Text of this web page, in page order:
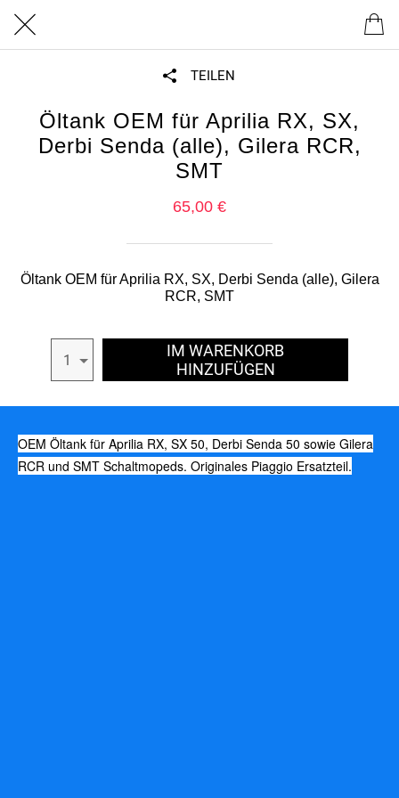
TEILEN
Öltank OEM für Aprilia RX, SX,
Derbi Senda (alle), Gilera RCR,
SMT
65,00 €
Öltank OEM für Aprilia RX, SX, Derbi Senda (alle), Gilera
RCR, SMT
1
IM WARENKORB
HINZUFÜGEN
OEM Öltank für Aprilia RX, SX 50, Derbi Senda 50 sowie Gilera
RCR und SMT Schaltmopeds. Originales Piaggio Ersatzteil.